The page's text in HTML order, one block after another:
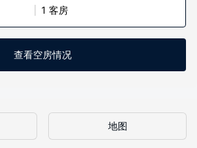
1 客房
查看空房情况
地图